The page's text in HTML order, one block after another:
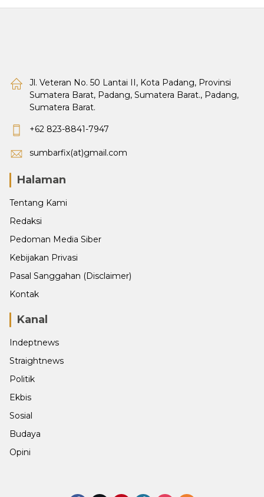
Jl. Veteran No. 50 Lantai II, Kota Padang, Provinsi
Sumatera Barat, Padang, Sumatera Barat., Padang,
Sumatera Barat.
+62 823-8841-7947
sumbarfix(at)gmail.com
Halaman
Tentang Kami
Redaksi
Pedoman Media Siber
Kebijakan Privasi
Pasal Sanggahan (Disclaimer)
Kontak
Kanal
Indeptnews
Straightnews
Politik
Ekbis
Sosial
Budaya
Opini